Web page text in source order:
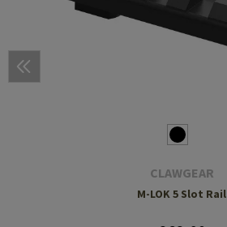
CLAWGEAR
M-LOK 5 Slot Rail